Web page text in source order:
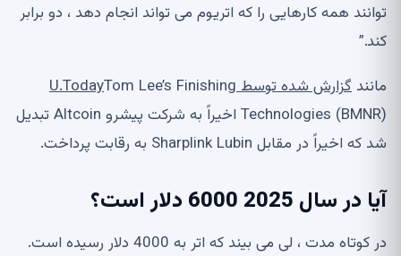
توانند همه کارهایی را که اتریوم می تواند انجام دهد ، دو برابر
کند.”
مانند گزارش شده توسط U.TodayTom Lee’s Finishing
Technologies (BMNR) اخیراً به شرکت پیشرو Altcoin تبدیل
شد که اخیراً در مقابل Sharplink Lubin به رقابت پرداخت.
آیا در سال 2025 6000 دلار است؟
در کوتاه مدت ، لی می بیند که اتر به 4000 دلار رسیده است.